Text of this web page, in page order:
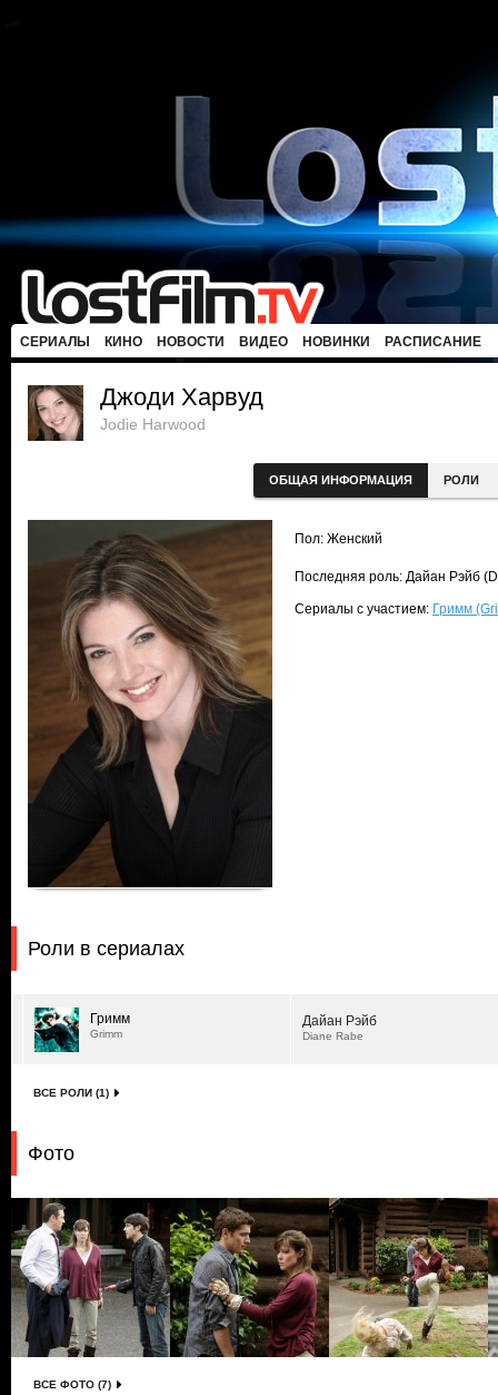
СЕРИАЛЫ КИНО НОВОСТИ ВИДЕО НОВИНКИ РАСПИСАНИЕ
Джоди Харвуд
Jodie Harwood
ОБЩАЯ ИНФОРМАЦИЯ РОЛИ
Пол: Женский
Последняя роль: Дайан Рэйб
Сериалы с участием: Гримм
Роли в сериалах
Гримм
Grimm
Дайан Рэйб
Diane Rabe
ВСЕ РОЛИ (1)
Фото
ВСЕ ФОТО (7)